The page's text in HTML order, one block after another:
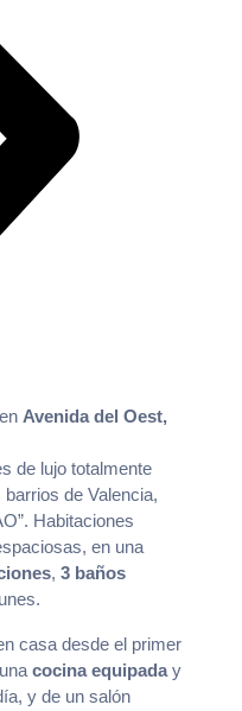
Avenida del Oest,
de lujo totalmente
de Valencia,
Habitaciones
en una
, 3 baños
casa desde el primer
cocina equipaday
y de un salón